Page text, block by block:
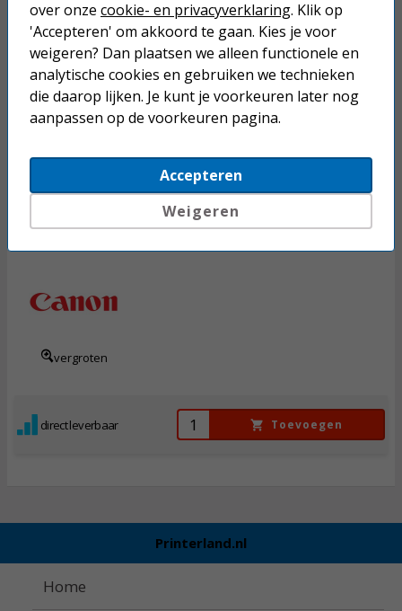
vergroten
10,50
Incl. BTW
Canon GI-490Y inkttank geel
vergroten
direct leverbaar Toevoegen
Printerland.nl
Home
over onze cookie- en privacyverklaring. Klik op
'Accepteren' om akkoord te gaan. Kies je voor
weigeren? Dan plaatsen we alleen functionele en
analytische cookies en gebruiken we technieken
die daarop lijken. Je kunt je voorkeuren later nog
aanpassen op de voorkeuren pagina.
Accepteren
Weigeren